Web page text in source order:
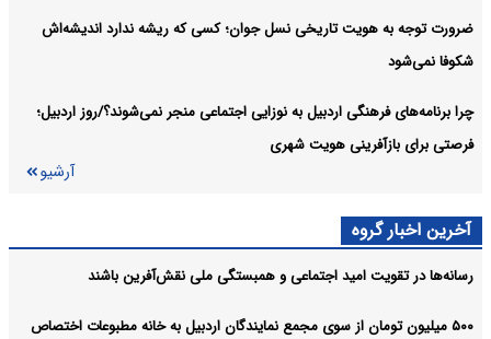
اردبیل: مأموریت اقتصادی استاندار اردبیل در باکو؛ توسعه کریدور شمال و واردات
نهاده‌های دامی در دستور کار
ضرورت توجه به هویت تاریخی نسل جوان؛ کسی که ریشه ندارد اندیشه‌اش
شکوفا نمی‌شود
چرا برنامه‌های فرهنگی اردبیل به نوزایی اجتماعی منجر نمی‌شوند؟/روز اردبیل؛
فرصتی برای بازآفرینی هویت شهری
آرشیو
آخرین اخبار گروه
رسانه‌ها در تقویت امید اجتماعی و همبستگی ملی نقش‌آفرین باشند
۵۰۰ میلیون تومان از سوی مجمع نمایندگان اردبیل به خانه مطبوعات اختصاص